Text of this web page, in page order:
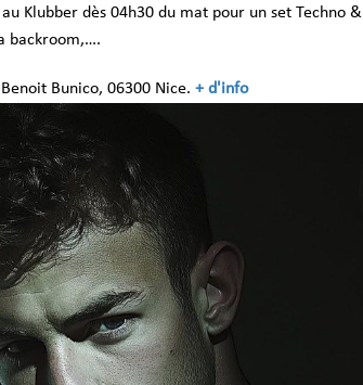
Klubber dès 04h30 du mat pour un set Techno &
backroom,….
Bunico, 06300 Nice. + d'info